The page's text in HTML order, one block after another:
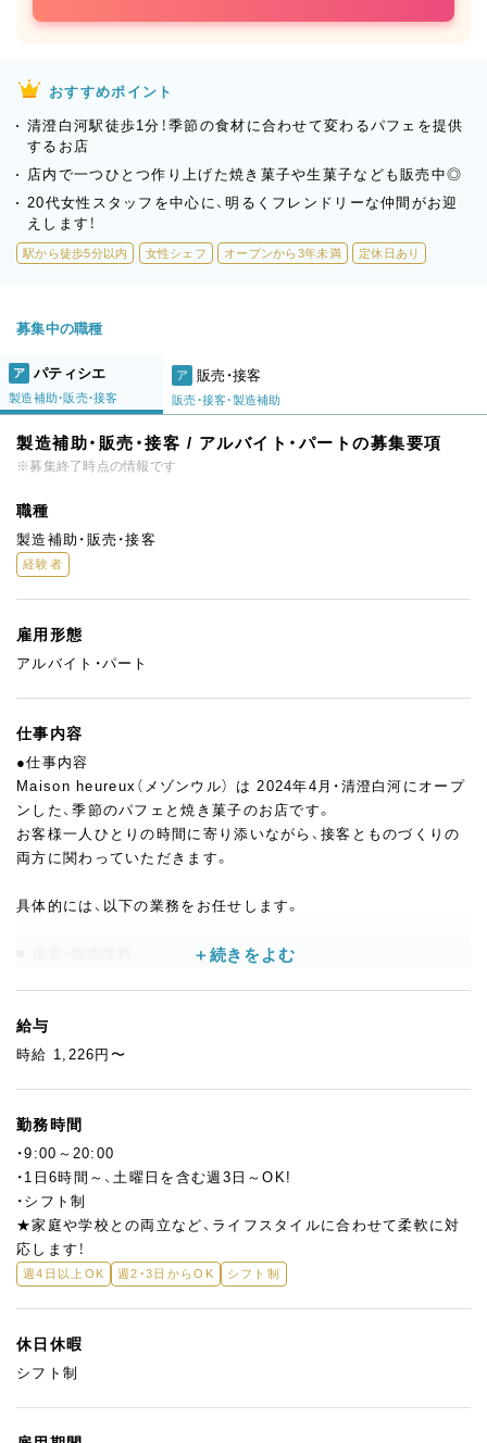
おすすめポイント
清澄白河駅徒歩1分！季節の食材に合わせて変わるパフェを提供
するお店
店内で一つひとつ作り上げた焼き菓子や生菓子なども販売中◎
20代女性スタッフを中心に、明るくフレンドリーな仲間がお迎
えします！
駅から徒歩5分以内 女性シェフ オープンから3年未満 定休日あり
募集中の職種
ア パティシエ
製造補助・販売・接客
ア 販売・接客
販売・接客・製造補助
製造補助・販売・接客 / アルバイト・パートの募集要項
※募集終了時点の情報です
職種
製造補助・販売・接客
経験者
雇用形態
アルバイト・パート
仕事内容
●仕事内容
Maison heureux（メゾンウル） は 2024年4月・清澄白河にオープ
ンした、季節のパフェと焼き菓子のお店です。
お客様一人ひとりの時間に寄り添いながら、接客とものづくりの
両方に関わっていただきます。
具体的には、以下の業務をお任せします。
・焼き菓子のテイクアウト販売対応、包装・袋詰め
・お会計（レジ操作）
■ ドリンク・簡単な製造補助
・コーヒー、紅茶などのドリンク製造
・焼き菓子の袋詰め、準備作業
・食材や備品の補充、整理
■ 開店・閉店作業
・店内清掃、カウンター準備
・食材や備品のセッティング
・洗い物、片付け
・翌日の営業準備
まずは接客や提供などの基本業務からスタートし、経験や希望に
応じてできることを少しずつ広げていただきます。
給与
時給 1,226円〜
勤務時間
・9:00～20:00
・1日6時間～、土曜日を含む週3日～OK!
・シフト制
★家庭や学校との両立など、ライフスタイルに合わせて柔軟に対
応します！
週4日以上OK 週2・3日からOK シフト制
休日休暇
シフト制